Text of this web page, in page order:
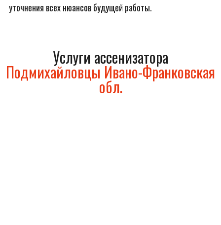
уточнения всех нюансов будущей работы.
Услуги ассенизатора
Подмихайловцы Ивано-Франковская
обл.